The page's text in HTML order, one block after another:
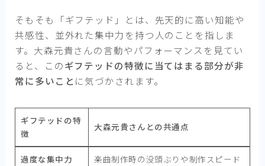
そもそも「ギフテッド」とは、先天的に高い知能や
共感性、並外れた集中力を持つ人のことを指しま
す。大森元貴さんの言動やパフォーマンスを見てい
ると、このギフテッドの特徴に当てはまる部分が非
常に多いことに気づかされます。
ギフテッドの特
徴
大森元貴さんとの共通点
過度な集中力 楽曲制作時の没頭ぶりや制作スピード